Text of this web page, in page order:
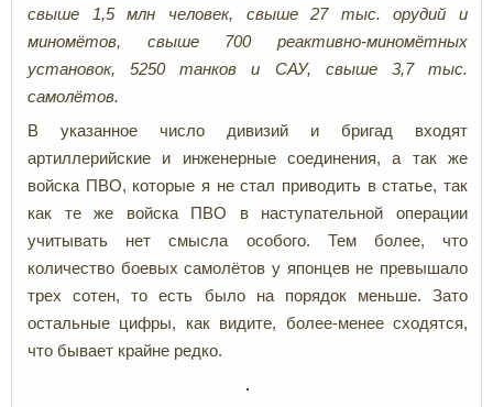
свыше 1,5 млн человек, свыше 27 тыс. орудий и
миномётов, свыше 700 реактивно-миномётных
установок, 5250 танков и САУ, свыше 3,7 тыс.
самолётов.
В указанное число дивизий и бригад входят
артиллерийские и инженерные соединения, а так же
войска ПВО, которые я не стал приводить в статье, так
как те же войска ПВО в наступательной операции
учитывать нет смысла особого. Тем более, что
количество боевых самолётов у японцев не превышало
трех сотен, то есть было на порядок меньше. Зато
остальные цифры, как видите, более-менее сходятся,
что бывает крайне редко.